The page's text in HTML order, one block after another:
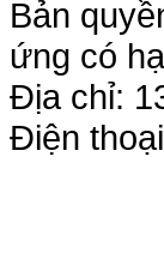
Bản
ứng có
Địa chỉ:
Điện